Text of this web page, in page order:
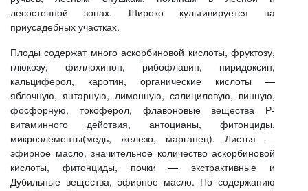
лесостепной зонах. Широко культивируется на
приусадебных участках.
Плоды содержат много аскорбиновой кислоты, фруктозу,
глюкозу, филлохинон, рибофлавин, пиридоксин,
кальциферол, каротин, органические кислоты —
яблочную, янтарную, лимонную, салициловую, винную,
фосфорную, токоферол, флавоновые вещества Р-
витаминного действия, антоцианы, фитонциды,
микроэлементы(медь, железо, марганец). Листья —
эфирное масло, значительное количество аскорбиновой
кислоты, фитонциды, почки — экстрактивные и
Дубильные вещества, эфирное масло. По содержанию